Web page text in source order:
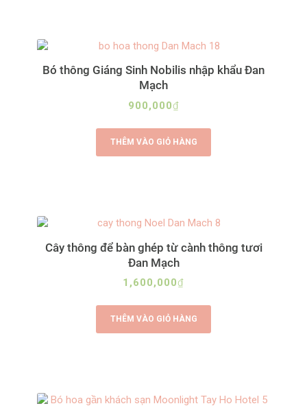
Bó thông Giáng Sinh Nobilis nhập khẩu Đan
Mạch
900,000₫
THÊM VÀO GIỎ HÀNG
Cây thông để bàn ghép từ cành thông tươi
Đan Mạch
1,600,000₫
THÊM VÀO GIỎ HÀNG